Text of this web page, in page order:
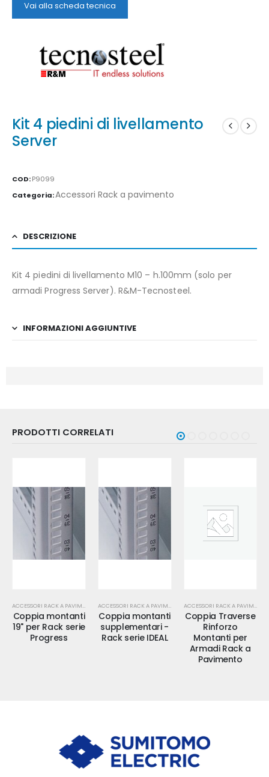
Vai alla scheda tecnica
Kit 4 piedini di livellamento
Server
COD:P9099
Categoria:Accessori Rack a pavimento
DESCRIZIONE
Kit 4 piedini di livellamento M10 – h.100mm (solo per
armadi Progress Server). R&M-Tecnosteel.
INFORMAZIONI AGGIUNTIVE
PRODOTTI CORRELATI
ACCESSORI RACK A PAVIMENTO
Coppia montanti
19" per Rack serie
Progress
ACCESSORI RACK A PAVIMENTO
Coppia montanti
supplementari -
Rack serie IDEAL
ACCESSORI RACK A PAVIMENTO
Coppia Traverse
Rinforzo
Montanti per
Armadi Rack a
Pavimento